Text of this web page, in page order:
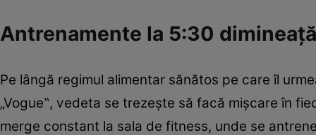
Antrenamente la 5:30
Pe lângă regimul alimentar sănătos pe care îl
„Vogue‟, vedeta se trezește să facă mișcare în
merge constant la sala de fitness, unde se